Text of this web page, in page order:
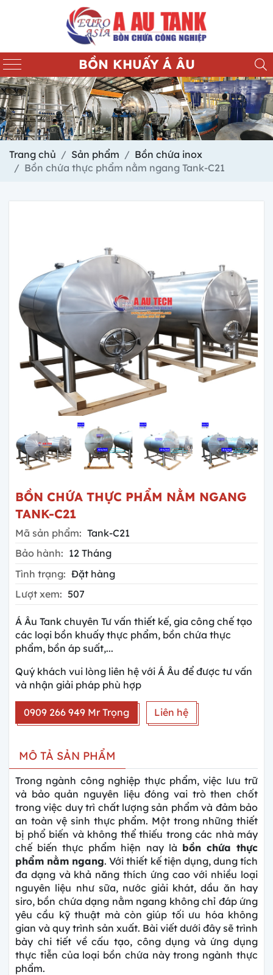
BỒN KHUẤY Á ÂU
Trang chủ Sản phẩm
Bồn chứa inox
Bồn chứa thực phẩm nằm ngang Tank-C21
BỒN CHỨA THỰC PHẨM NẰM NGANG
TANK-C21
Mã sản phẩm: Tank-C21
Bảo hành: 12 Tháng
Tình trạng: Đặt hàng
Lượt xem: 507
Á Âu Tank chuyên Tư vấn thiết kế, gia công chế tạo
các loại bồn khuấy thực phẩm, bồn chứa thực
phẩm, bồn áp suất,...
Quý khách vui lòng liên hệ với Á Âu để được tư vấn
và nhận giải pháp phù hợp
0909 266 949 Mr Trọng Liên hệ
MÔ TẢ SẢN PHẨM
Trong ngành công nghiệp thực phẩm, việc lưu trữ
và bảo quản nguyên liệu đóng vai trò then chốt
trong việc duy trì chất lượng sản phẩm và đảm bảo
an toàn vệ sinh thực phẩm. Một trong những thiết
bị phổ biến và không thể thiếu trong các nhà máy
chế biến thực phẩm hiện nay là bồn chứa thực
phẩm nằm ngang. Với thiết kế tiện dụng, dung tích
đa dạng và khả năng thích ứng cao với nhiều loại
nguyên liệu như sữa, nước giải khát, dầu ăn hay
siro, bồn chứa dạng nằm ngang không chỉ đáp ứng
yêu cầu kỹ thuật mà còn giúp tối ưu hóa không
gian và quy trình sản xuất. Bài viết dưới đây sẽ trình
bày chi tiết về cấu tạo, công dụng và ứng dụng
thực tiễn của loại bồn chứa này trong ngành thực
phẩm.